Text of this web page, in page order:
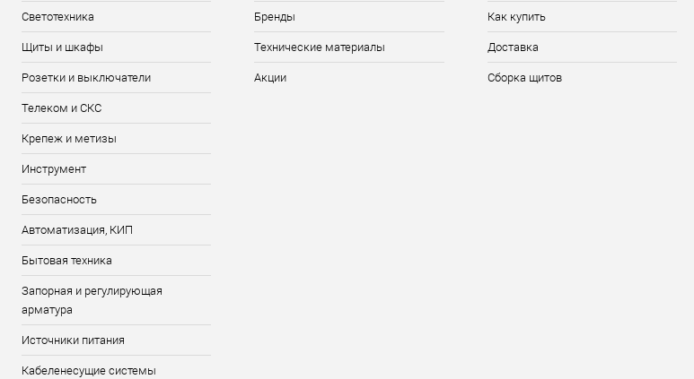
Светотехника
Щиты и шкафы
Розетки и выключатели
Телеком и СКС
Крепеж и метизы
Инструмент
Безопасность
Автоматизация, КИП
Бытовая техника
Запорная и регулирующая
арматура
Источники питания
Кабеленесущие системы
Бренды
Технические материалы
Акции
Как купить
Доставка
Сборка щитов